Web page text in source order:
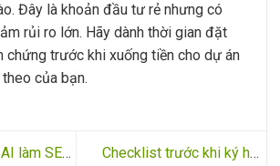
Đây là khoản đầu tư rẻ nhưng có
rủi ro lớn. Hãy dành thời gian đặt
chứng trước khi xuống tiền cho dự án
của bạn.
làm SEO:
Checklist trước khi ký hợp